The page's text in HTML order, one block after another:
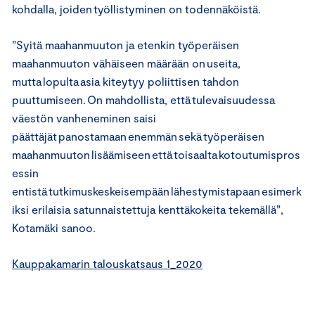
kohdalla, joiden työllistyminen on todennäköistä.
”Syitä maahanmuuton ja etenkin työperäisen
maahanmuuton vähäiseen määrään on useita,
mutta lopulta asia kiteytyy poliittisen tahdon
puuttumiseen. On mahdollista, että tulevaisuudessa
väestön vanheneminen saisi
päättäjät panostamaan enemmän sekä työperäisen
maahanmuuton lisäämiseen että toisaalta kotoutumispros
essin
entistä tutkimuskeskeisempään lähestymistapaan esimerk
iksi erilaisia satunnaistettuja kenttäkokeita tekemällä”,
Kotamäki sanoo.
Kauppakamarin talouskatsaus 1_2020